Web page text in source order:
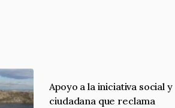
Apoyo a la iniciativa social y
ciudadana que reclama